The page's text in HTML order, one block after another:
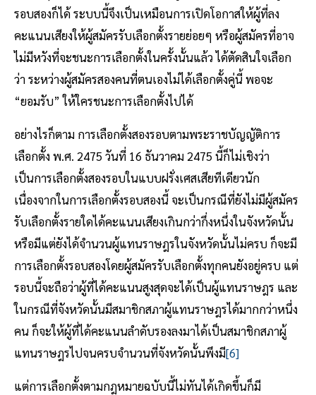
รอบสองก็ได้ ระบบนี้จึงเป็นเหมือนการเปิดโอกาสให้ผู้ที่ลง
คะแนนเสียงให้ผู้สมัครรับเลือกตั้งรายย่อยๆ หรือผู้สมัครที่อาจ
ไม่มีหวังที่จะชนะการเลือกตั้งในครั้งนั้นแล้ว ได้ตัดสินใจเลือก
ว่า ระหว่างผู้สมัครสองคนที่ตนเองไม่ได้เลือกตั้งคู่นี้ พอจะ
“ยอมรับ” ให้ใครชนะการเลือกตั้งไปได้
อย่างไรก็ตาม การเลือกตั้งสองรอบตามพระราชบัญญัติการ
เลือกตั้ง พ.ศ. 2475 วันที่ 16 ธันวาคม 2475 นี้ก็ไม่เชิงว่า
เป็นการเลือกตั้งสองรอบในแบบฝรั่งเศสเสียทีเดียวนัก
เนื่องจากในการเลือกตั้งรอบสองนี้ จะเป็นกรณีที่ยังไม่มีผู้สมัคร
รับเลือกตั้งรายใดได้คะแนนเสียงเกินกว่ากึ่งหนึ่งในจังหวัดนั้น
หรือมีแต่ยังได้จำนวนผู้แทนราษฎรในจังหวัดนั้นไม่ครบ ก็จะมี
การเลือกตั้งรอบสองโดยผู้สมัครรับเลือกตั้งทุกคนยังอยู่ครบ แต่
รอบนี้จะถือว่าผู้ที่ได้คะแนนสูงสุดจะได้เป็นผู้แทนราษฎร และ
ในกรณีที่จังหวัดนั้นมีสมาชิกสภาผู้แทนราษฎรได้มากกว่าหนึ่ง
คน ก็จะให้ผู้ที่ได้คะแนนลำดับรองลงมาได้เป็นสมาชิกสภาผู้
แทนราษฎรไปจนครบจำนวนที่จังหวัดนั้นพึงมี[6]
แต่การเลือกตั้งตามกฎหมายฉบับนี้ไม่ทันได้เกิดขึ้นก็มี